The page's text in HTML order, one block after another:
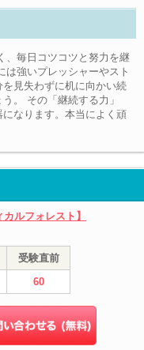
、毎日コツコツと努力を継
は強いプレッシャーやスト
見失わずに机に向かい続
。 その「継続する力」
なります。本当によく頑
ルフォレスト】
受験直前
60